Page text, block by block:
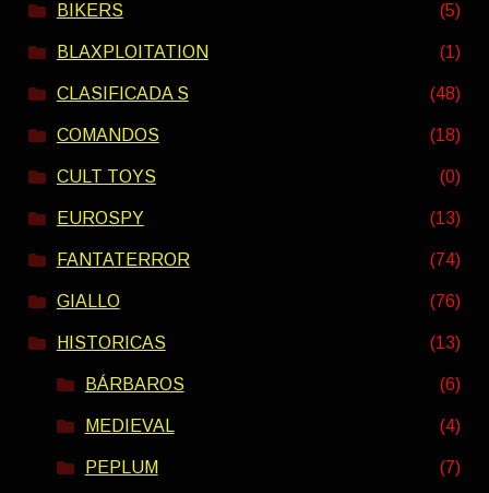
BIKERS (5)
BLAXPLOITATION (1)
CLASIFICADA S (48)
COMANDOS (18)
CULT TOYS (0)
EUROSPY (13)
FANTATERROR (74)
GIALLO (76)
HISTORICAS (13)
BÁRBAROS (6)
MEDIEVAL (4)
PEPLUM (7)